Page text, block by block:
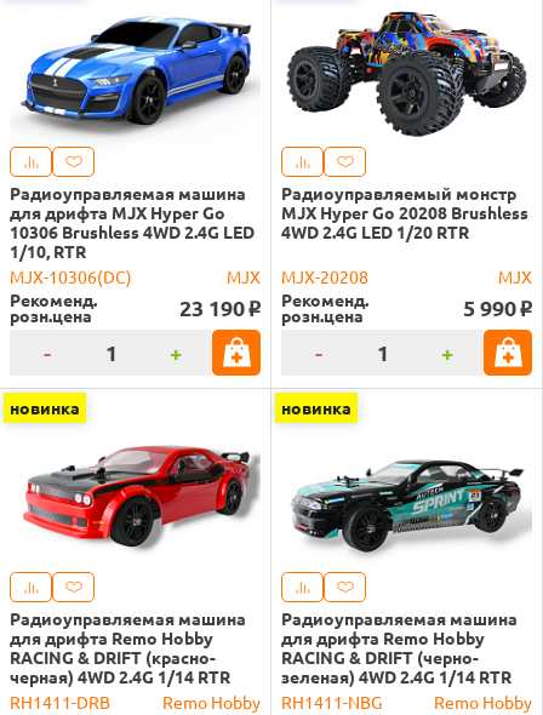
Радиоуправляемая машина
для дрифта MJX Hyper Go
10306 Brushless 4WD 2.4G LED
1/10, RTR
MJX-10306(DC)
MJX
Рекоменд.
розн.цена 23 190 o
- +
Радиоуправляемый монстр
MJX Hyper Go 20208 Brushless
4WD 2.4G LED 1/20 RTR
MJX-20208
MJX
Рекоменд.
розн.цена 5 990 o
- +
новинка
Радиоуправляемая машина
для дрифта Remo Hobby
RACING & DRIFT (красно-
черная) 4WD 2.4G 1/14 RTR
RH1411-DRB
Remo Hobby
новинка
Радиоуправляемая машина
для дрифта Remo Hobby
RACING & DRIFT (черно-
зеленая) 4WD 2.4G 1/14 RTR
RH1411-NBG
Remo Hobby